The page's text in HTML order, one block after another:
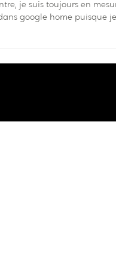
je suis toujours en